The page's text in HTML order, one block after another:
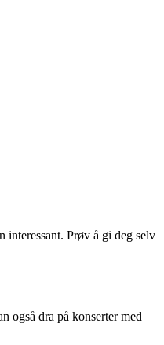
Prøv å gi deg selv
også dra på konserter med